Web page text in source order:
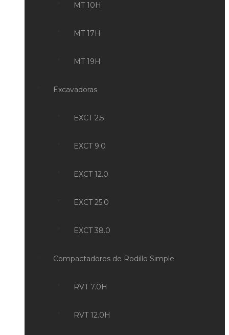
MT 10H
MT 17H
MT 19H
Excavadoras
EXCT 2.5
EXCT 9.0
EXCT 12.0
EXCT 25.0
EXCT 38.0
Compactadores de Rodillo Simple
RVT 7.0H
RVT 12.0H